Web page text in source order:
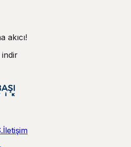
akıcı!
İletişim